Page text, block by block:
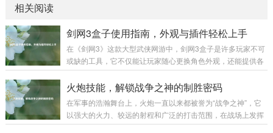
相关阅读
剑网3盒子使用指南，外观与插件轻松上手
在《剑网3》这款大型武侠网游中，剑网3盒子是许多玩家不可
或缺的工具，它不仅能让玩家随心更换角色外观，还能提供各
种实用插件，极大地提升游戏体验,下面就为大家详细介绍剑网
3盒子的使用方法。 下载与安装 你需要前往剑网3盒子的官方
网站，在搜索引擎中输入“剑网3盒子”，认准官方标识的网站进
入，在官网首页，通常会有醒目的“下载”按钮，点击后选择适
合你系统的版本进行下载，下载完成后，找到安装包文件，双
火炮技能，解锁战争之神的制胜密码
在军事的浩瀚舞台上，火炮一直以来都被誉为“战争之神”，它
以强大的火力、较远的射程和广泛的打击范围，在战场上发挥
着举足轻重的作用，而火炮技能，则是让这尊“战争之神”真正